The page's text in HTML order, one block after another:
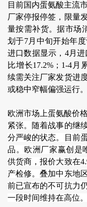
目前国内蛋氨酸主流
厂家停报停签，限量
量按需补货。据市场
划于7月中旬开始年
进口数据显示，4月进
比增长17.2%；1-4月
续需关注厂家发货进
或稳中窄幅偏强运行。
欧洲市场上蛋氨酸价
紧张。随着战事的继
分严峻的状态。目前
品。欧洲厂家赢创是
供货商，报价大致在
产检修。叠加中东地
前已宣布的不可抗力
一段时间维持在高位。